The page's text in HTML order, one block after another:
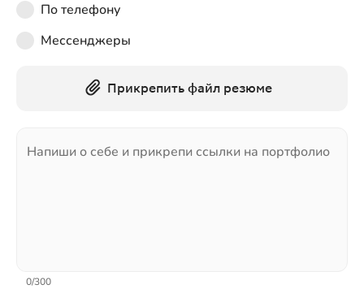
По телефону
Мессенджеры
Прикрепить файл резюме
Напиши о себе и прикрепи ссылки на портфолио
0/300